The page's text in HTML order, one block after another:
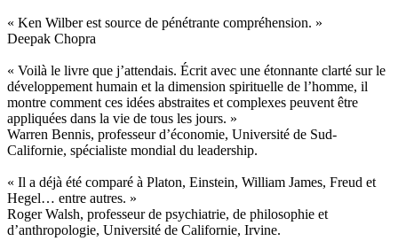
« Ken Wilber est source de pénétrante compréhension. »
Deepak Chopra
« Voilà le livre que j’attendais. Écrit avec une étonnante clarté sur le
développement humain et la dimension spirituelle de l’homme, il
montre comment ces idées abstraites et complexes peuvent être
appliquées dans la vie de tous les jours. »
Warren Bennis, professeur d’économie, Université de Sud-
Californie, spécialiste mondial du leadership.
« Il a déjà été comparé à Platon, Einstein, William James, Freud et
Hegel… entre autres. »
Roger Walsh, professeur de psychiatrie, de philosophie et
d’anthropologie, Université de Californie, Irvine.